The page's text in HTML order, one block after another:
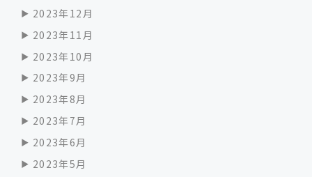
2023年12月
2023年11月
2023年10月
2023年9月
2023年8月
2023年7月
2023年6月
2023年5月